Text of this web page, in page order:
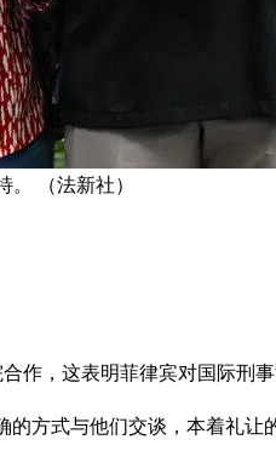
（法新社）
作，这表明菲律宾对国际刑
方式与他们交谈，本着礼